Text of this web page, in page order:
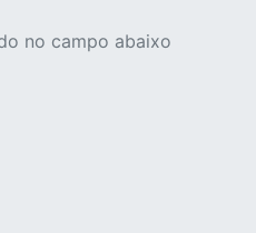
no campo abaixo